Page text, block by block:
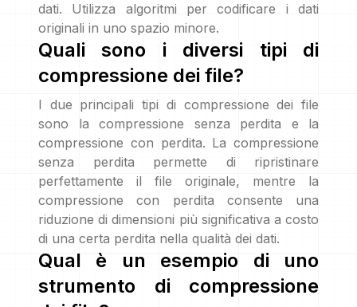
dati. Utilizza algoritmi per codificare i dati
originali in uno spazio minore.
Quali sono i diversi tipi di
compressione dei file?
I due principali tipi di compressione dei file
sono la compressione senza perdita e la
compressione con perdita. La compressione
senza perdita permette di ripristinare
perfettamente il file originale, mentre la
compressione con perdita consente una
riduzione di dimensioni più significativa a costo
di una certa perdita nella qualità dei dati.
Qual è un esempio di uno
strumento di compressione